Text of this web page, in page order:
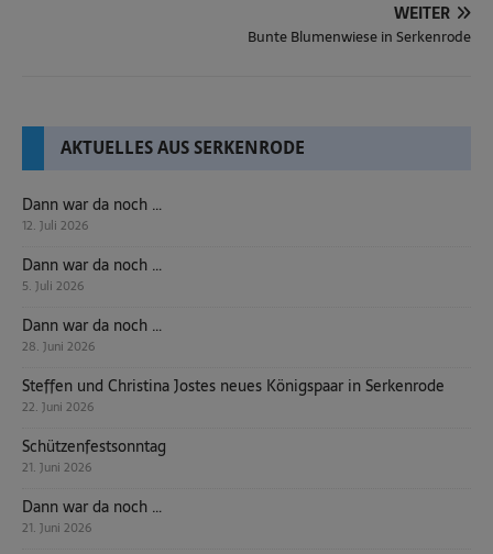
WEITER
Bunte Blumenwiese in Serkenrode
AKTUELLES AUS SERKENRODE
Dann war da noch …
12. Juli 2026
Dann war da noch …
5. Juli 2026
Dann war da noch …
28. Juni 2026
Steffen und Christina Jostes neues Königspaar in Serkenrode
22. Juni 2026
Schützenfestsonntag
21. Juni 2026
Dann war da noch …
21. Juni 2026